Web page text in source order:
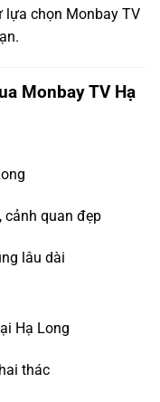
lựa chọn Monbay TV
Monbay TV Hạ
cảnh quan đẹp
lâu dài
Hạ Long
thác